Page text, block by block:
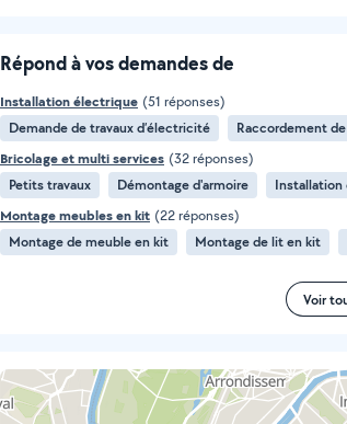
Répond à vos demandes de
Installation électrique (51 réponses)
Demande de travaux d’électricité
Raccordement
Bricolage et multi services (32 réponses)
Petits travaux
Démontage d'armoire
Installation
Montage meubles en kit (22 réponses)
Montage de meuble en kit
Montage de lit en kit
Voir